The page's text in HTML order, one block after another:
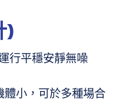
)
行平穩安靜無噪
體小，可於多種場合